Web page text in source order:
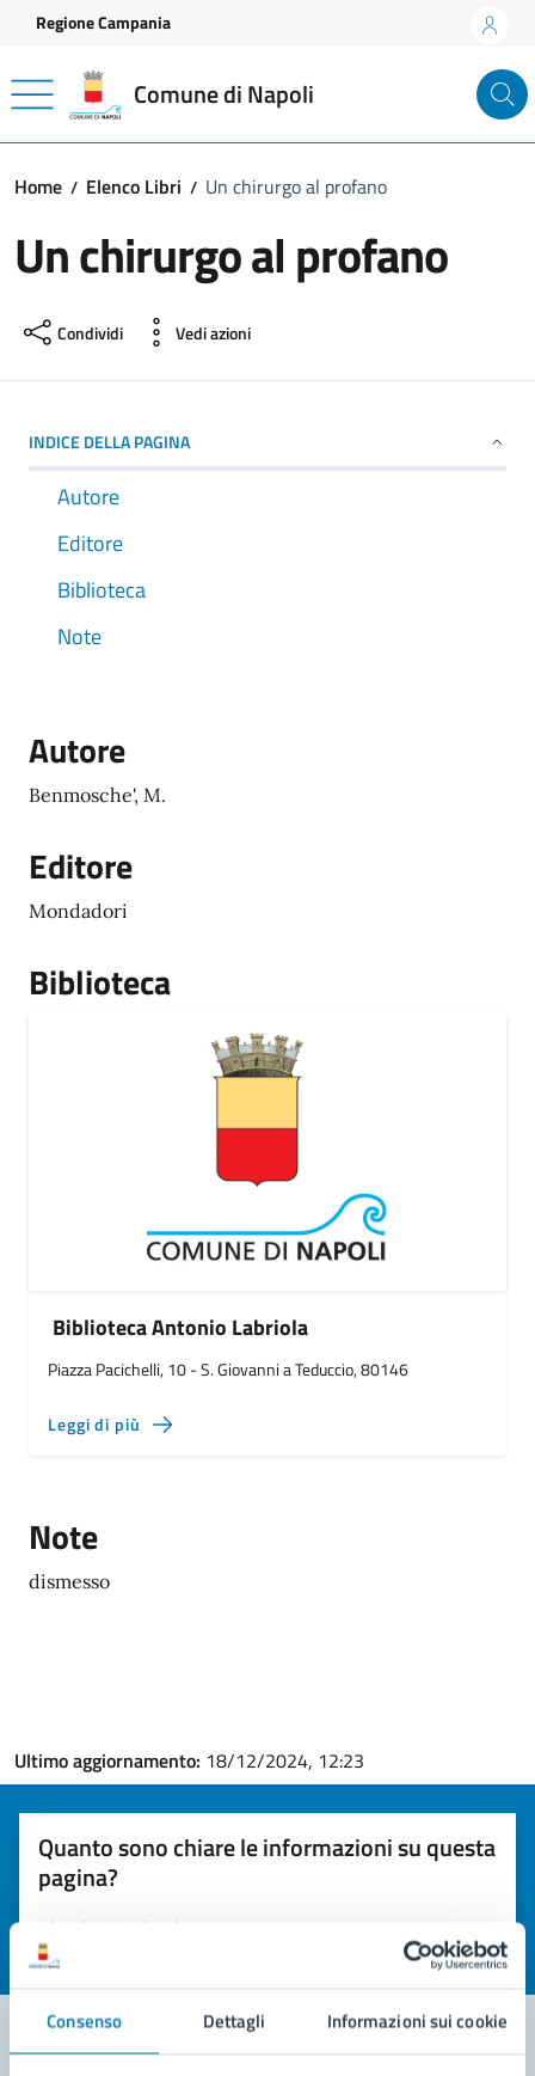
Consenso Dettagli Informazioni sui cookie
Vai ai contenuti
Vai al footer
Regione Campania
Comune di Napoli
Home Elenco Libri Un chirurgo al profano
Un chirurgo al profano
Condividi Vedi azioni
INDICE DELLA PAGINA
Autore
Editore
Biblioteca
Note
Autore
Benmosche', M.
Editore
Mondadori
Biblioteca
Biblioteca Antonio Labriola
Piazza Pacichelli, 10 - S. Giovanni a Teduccio, 80146
Leggi di più
Note
dismesso
Ultimo aggiornamento: 18/12/2024, 12:23
Quanto sono chiare le informazioni su questa
pagina?
Valuta la chiarezza delle informazioni (da 1 a 5 stelle)
Seleziona il numero di stelle per valutare la chiarezza delle
Valuta 1 stelle su 5